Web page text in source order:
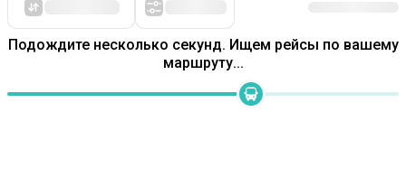
Подождите несколько секунд. Ищем рейсы по вашему
маршруту...